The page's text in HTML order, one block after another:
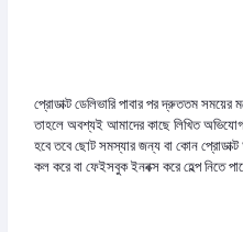
প্রোডাক্ট ডেলিভারি পাবার পর দ্রুততম
তাহলে অবশ্যই আমাদের কাছে লিখিত
হবে তবে ছোট সমস্যার জন্য বা কোন প্রোডাক্ট
কল করে বা ফেইসবুক ইনবক্স করে হেল্প নিতে